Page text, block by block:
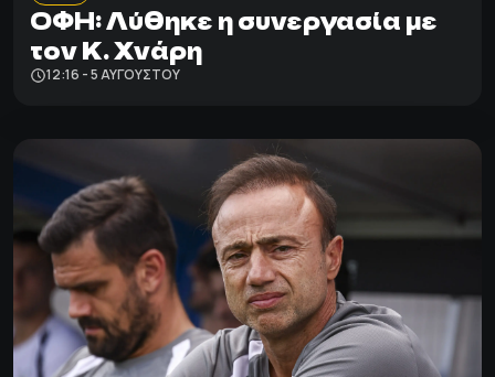
ΟΦΗ: Λύθηκε η συνεργασία με
τον Κ. Χνάρη
12:16 - 5 ΑΥΓΟΎΣΤΟΥ